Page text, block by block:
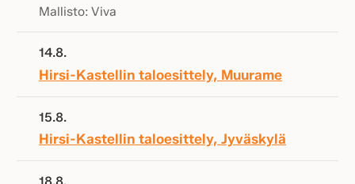
Mallisto: Viva
14.8.
Hirsi-Kastellin taloesittely, Muurame
15.8.
Hirsi-Kastellin taloesittely, Jyväskylä